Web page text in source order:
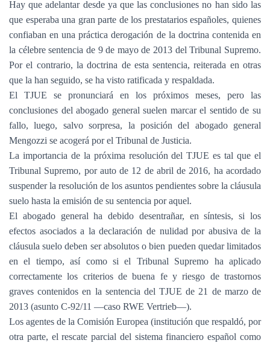
Hay que adelantar desde ya que las conclusiones no han sido las
que esperaba una gran parte de los prestatarios españoles, quienes
confiaban en una práctica derogación de la doctrina contenida en
la célebre sentencia de 9 de mayo de 2013 del Tribunal Supremo.
Por el contrario, la doctrina de esta sentencia, reiterada en otras
que la han seguido, se ha visto ratificada y respaldada.
El TJUE se pronunciará en los próximos meses, pero las
conclusiones del abogado general suelen marcar el sentido de su
fallo, luego, salvo sorpresa, la posición del abogado general
Mengozzi se acogerá por el Tribunal de Justicia.
La importancia de la próxima resolución del TJUE es tal que el
Tribunal Supremo, por auto de 12 de abril de 2016, ha acordado
suspender la resolución de los asuntos pendientes sobre la cláusula
suelo hasta la emisión de su sentencia por aquel.
El abogado general ha debido desentrañar, en síntesis, si los
efectos asociados a la declaración de nulidad por abusiva de la
cláusula suelo deben ser absolutos o bien pueden quedar limitados
en el tiempo, así como si el Tribunal Supremo ha aplicado
correctamente los criterios de buena fe y riesgo de trastornos
graves contenidos en la sentencia del TJUE de 21 de marzo de
2013 (asunto C-92/11 —caso RWE Vertrieb—).
Los agentes de la Comisión Europea (institución que respaldó, por
otra parte, el rescate parcial del sistema financiero español como